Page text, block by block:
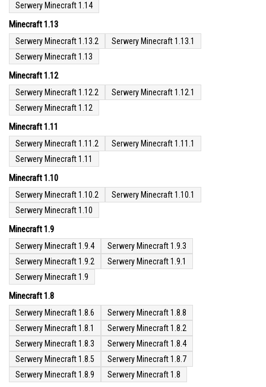
Serwery Minecraft 1.14
Minecraft 1.13
Serwery Minecraft 1.13.2
Serwery Minecraft 1.13.1
Serwery Minecraft 1.13
Minecraft 1.12
Serwery Minecraft 1.12.2
Serwery Minecraft 1.12.1
Serwery Minecraft 1.12
Minecraft 1.11
Serwery Minecraft 1.11.2
Serwery Minecraft 1.11.1
Serwery Minecraft 1.11
Minecraft 1.10
Serwery Minecraft 1.10.2
Serwery Minecraft 1.10.1
Serwery Minecraft 1.10
Minecraft 1.9
Serwery Minecraft 1.9.4
Serwery Minecraft 1.9.3
Serwery Minecraft 1.9.2
Serwery Minecraft 1.9.1
Serwery Minecraft 1.9
Minecraft 1.8
Serwery Minecraft 1.8.6
Serwery Minecraft 1.8.8
Serwery Minecraft 1.8.1
Serwery Minecraft 1.8.2
Serwery Minecraft 1.8.3
Serwery Minecraft 1.8.4
Serwery Minecraft 1.8.5
Serwery Minecraft 1.8.7
Serwery Minecraft 1.8.9
Serwery Minecraft 1.8